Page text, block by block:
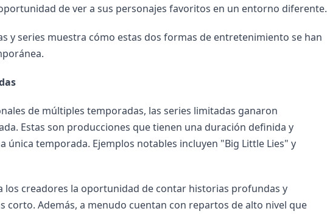
de ver a sus personajes favoritos en un entorno diferente.
y series muestra cómo estas dos formas de entretenimiento se han
de múltiples temporadas, las series limitadas ganaron
Estas son producciones que tienen una duración definida y
única temporada. Ejemplos notables incluyen "Big Little Lies" y
los creadores la oportunidad de contar historias profundas y
corto. Además, a menudo cuentan con repartos de alto nivel que